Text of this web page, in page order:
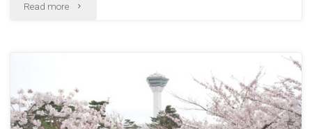
伝
Read more "坊
ゃ
ん